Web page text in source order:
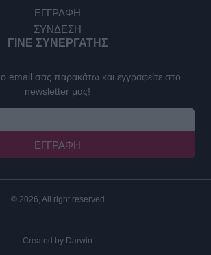
ΕΓΓΡΑΦΗ
ΣΥΝΔΕΣΗ
ΓΙΝΕ ΣΥΝΕΡΓΑΤΗΣ
email σας παρακάτω και εγγραφείτε στο
newsletter μας!
ΕΓΓΡΑΦΉ
© 2026, All right reserved
Created by Darwin